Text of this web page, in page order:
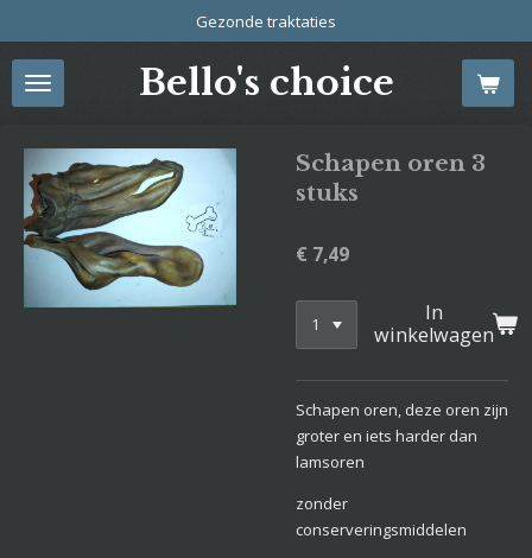
naar
de
Bello's choice
Gezonde traktaties
Schapen oren 3
stuks
€ 7,49
In
winkelwagen
Schapen oren, deze oren zijn
groter en iets harder dan
lamsoren
zonder
conserveringsmiddelen